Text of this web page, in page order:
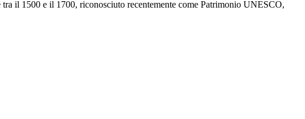
il 1500 e il 1700, riconosciuto recentemente come Patrimonio UNESCO,